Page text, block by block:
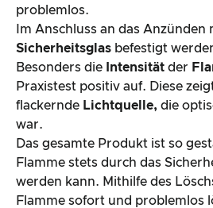
problemlos.
Im Anschluss an das Anzünden
Sicherheitsglas befestigt
Besonders die
Intensität der
Praxistest positiv auf. Diese
flackernde Lichtquelle, die
war.
Das gesamte Produkt ist so
Flamme stets durch das
werden kann. Mithilfe des
Flamme sofort und problemlos